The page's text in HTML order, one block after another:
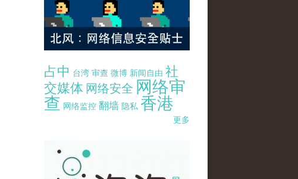
占中 台湾 审查 微博 新闻自由 社
交媒体 网络安全 网络审
查 网络监控 翻墙 隐私 香港
更多
pao-pao-banner-mirror-site-120814.jpg